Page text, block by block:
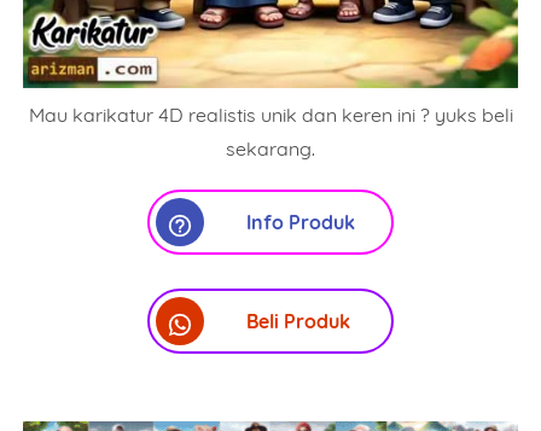
Mau karikatur 4D realistis unik dan keren ini ? yuks beli
sekarang.
Info Produk
Beli Produk